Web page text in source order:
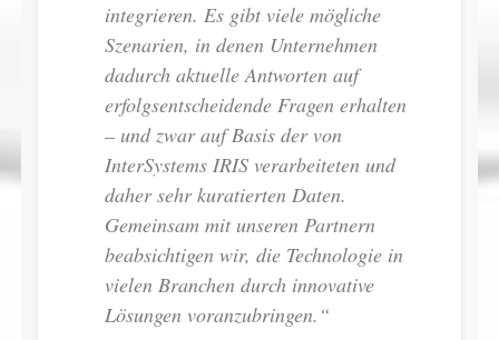
integrieren. Es gibt viele mögliche
Szenarien, in denen Unternehmen
dadurch aktuelle Antworten auf
erfolgsentscheidende Fragen erhalten
– und zwar auf Basis der von
InterSystems IRIS verarbeiteten und
daher sehr kuratierten Daten.
Gemeinsam mit unseren Partnern
beabsichtigen wir, die Technologie in
vielen Branchen durch innovative
Lösungen voranzubringen.“